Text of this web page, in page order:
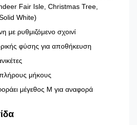
Fair Isle, Christmas Tree,
White)
με ρυθμιζόμενο σχοινί
φύσης για αποθήκευση
μήκους
μέγεθος M για αναφορά